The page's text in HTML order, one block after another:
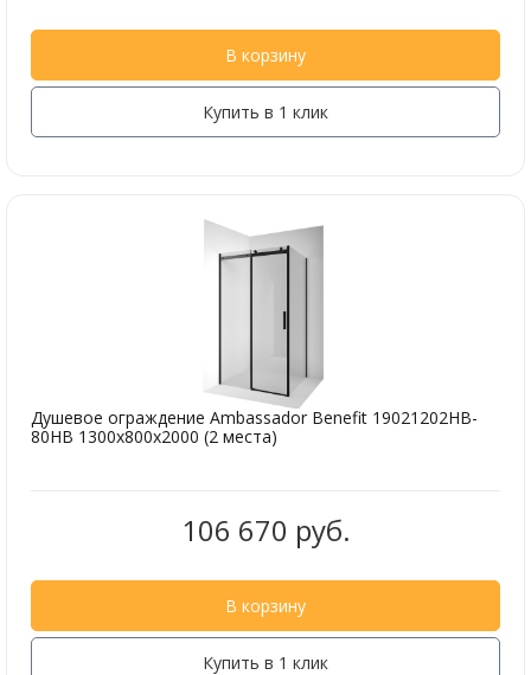
В корзину
Купить в 1 клик
Душевое ограждение Ambassador Benefit 19021202HB-
80HB 1300х800х2000 (2 места)
106 670 руб.
В корзину
Купить в 1 клик